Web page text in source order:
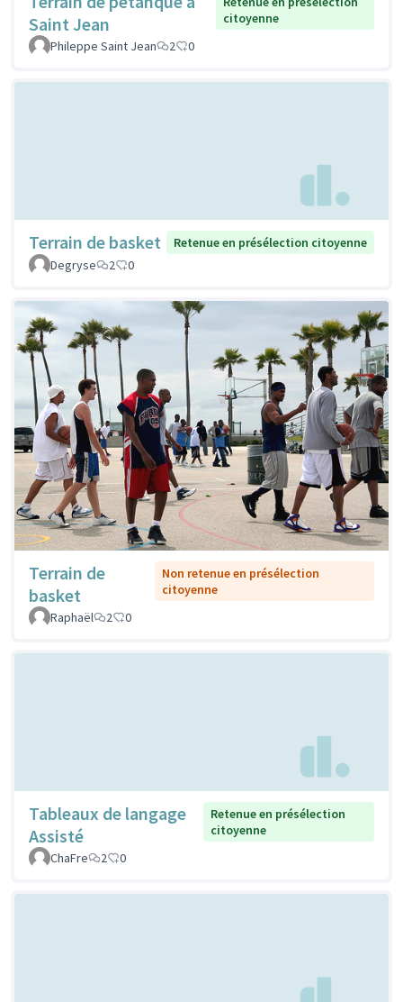
Saint Jean
citoyenne
Phileppe Saint Jean
2 0
Terrain de basket
Retenue en présélection citoyenne
Degryse
2 0
Terrain de
basket
Non retenue en présélection
citoyenne
Raphaël
2 0
Tableaux de langage
Assisté
Retenue en présélection
citoyenne
ChaFre
2 0